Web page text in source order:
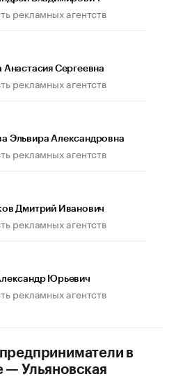
иначе». Как живет глава
рекламных агентств
Анастасия Сергеевна
рекламных агентств
Эльвира Александровна
рекламных агентств
Дмитрий Иванович
рекламных агентств
Юрьевич
рекламных агентств
в
— Ульяновская